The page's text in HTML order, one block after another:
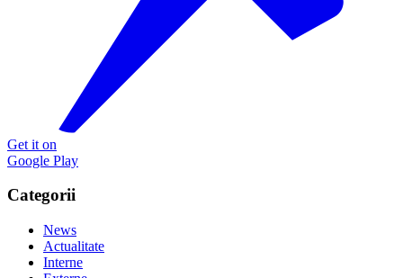
Get it on
Google Play
Categorii
News
Actualitate
Interne